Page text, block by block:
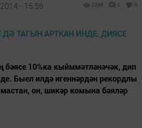
- 15:56 2596 0 0
бәясе 10%ка кыйммәтләнәчәк, дип
Быел илдә игеннәрдән рекордлы
он, шикәр комына бәяләр